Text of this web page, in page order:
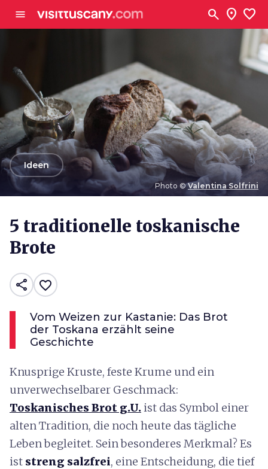
menu search location_on favorite
Photo © Valentina Solfrini
arrow_backIdeen
5 traditionelle toskanische
Brote
share favorite_border
Vom Weizen zur Kastanie: Das Brot
der Toskana erzählt seine
Geschichte
Knusprige Kruste, feste Krume und ein
unverwechselbarer Geschmack:
Toskanisches Brot g.U.ist das Symbol einer
alten Tradition, die noch heute das tägliche
Leben begleitet. Sein besonderes Merkmal? Es
ist streng salzfrei, eine Entscheidung, die tief